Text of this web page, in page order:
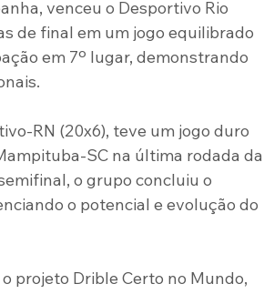
venceu o Desportivo Rio
de final em um jogo equilibrado
em 7º lugar, demonstrando
RN (20x6), teve um jogo duro
SC na última rodada da
o grupo concluiu o
o potencial e evolução do
projeto Drible Certo no Mundo,